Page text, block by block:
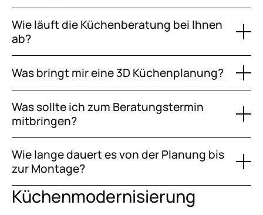
Wie läuft die Küchenberatung bei Ihnen
ab?
Was bringt mir eine 3D Küchenplanung?
Was sollte ich zum Beratungstermin
mitbringen?
Wie lange dauert es von der Planung bis
zur Montage?
Küchenmodernisierung